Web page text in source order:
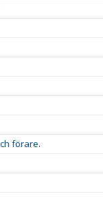
förare.